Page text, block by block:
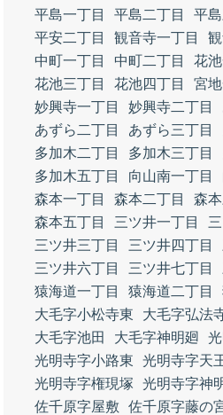
平島一丁目
平島二丁目 平
平安二丁目
観音寺一丁目
中町一丁目
中町二丁目 花
花池三丁目
花池四丁目 宮
妙興寺一丁目
妙興寺二丁目
あずら二丁目
あずら三丁目
多加木二丁目
多加木三丁目
多加木五丁目
向山南一丁目
森本一丁目
森本二丁目 森
森本五丁目
三ツ井一丁目
三ツ井三丁目
三ツ井四丁目
三ツ井六丁目
三ツ井七丁目
猿海道一丁目
猿海道二丁目
大毛字小松寺東
大毛字弘法
大毛字池田
大毛字神明廻
光明寺字小路東
光明寺字天
光明寺字権現塚
光明寺字神
佐千原字屋敷
佐千原字藤の